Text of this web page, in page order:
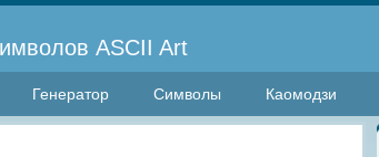
ASCII Art
Генератор Символы Каомодзи